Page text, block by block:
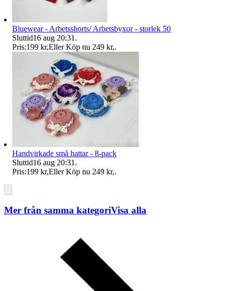
Bluewear - Arbetsshorts/ Arbetsbyxor - storlek 50
Sluttid16 aug 20:31 .
Pris:199 kr,Eller Köp nu 249 kr,.
Handvirkade små hattar - 8-pack
Sluttid16 aug 20:31 .
Pris:199 kr,Eller Köp nu 249 kr,.
Mer från samma kategoriVisa alla